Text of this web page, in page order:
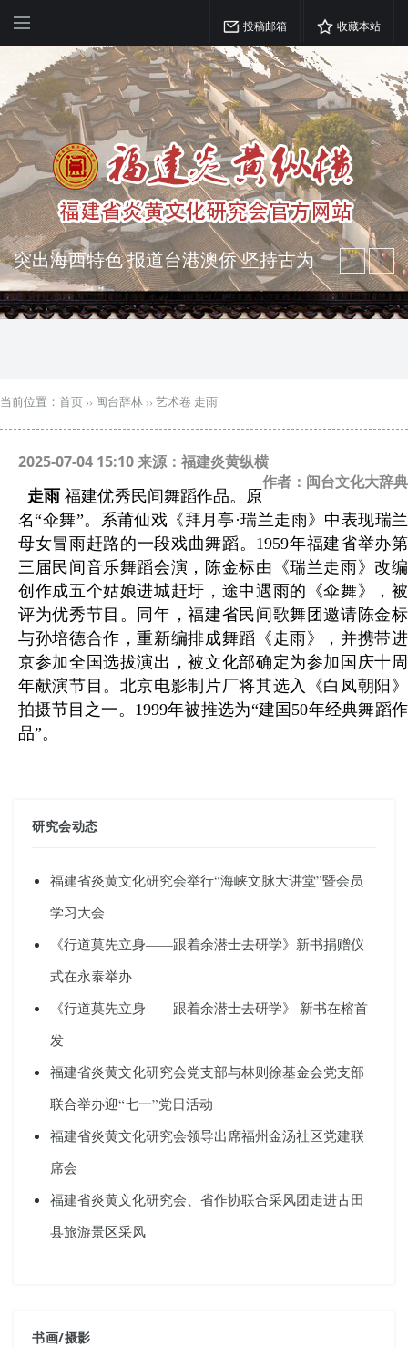
投稿邮箱 收藏本站
突出海西特色 报道台港澳侨 坚持古为
今用 力求雅俗共赏
弘扬优秀文化 振奋民族精神 介绍民族
当前位置： 首页 ›› 闽台辞林 ›› 艺术卷 走雨
2025-07-04 15:10 来源：福建炎黄纵横
作者：闽台文化大辞典
走雨福建优秀民间舞蹈作品。原
名“伞舞”。系莆仙戏《拜月亭·瑞兰走雨》中表现瑞兰
母女冒雨赶路的一段戏曲舞蹈。 1959年福建省举办第
三届民间音乐舞蹈会演，陈金标由《瑞兰走雨》改编
创作成五个姑娘进城赶圩，途中遇雨的《伞舞》，被
评为优秀节目。同年，福建省民间歌舞团邀请陈金标
与孙培德合作，重新编排成舞蹈《走雨》，并携带进
京参加全国选拔演出，被文化部确定为参加国庆十周
年献演节目。北京电影制片厂将其选入《白凤朝阳》
拍摄节目之一。 1999年被推选为“建国 50年经典舞蹈作
品”。
研究会动态
福建省炎黄文化研究会举行“海峡文脉大讲堂”暨会员
学习大会
《行道莫先立身——跟着余潜士去研学》新书捐赠仪
式在永泰举办
《行道莫先立身——跟着余潜士去研学》 新书在榕首
发
福建省炎黄文化研究会党支部与林则徐基金会党支部
联合举办迎“七一”党日活动
福建省炎黄文化研究会领导出席福州金汤社区党建联
席会
福建省炎黄文化研究会、省作协联合采风团走进古田
县旅游景区采风
书画/摄影